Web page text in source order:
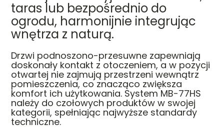
taras lub bezpośrednio do
ogrodu, harmonijnie integrując
wnętrza z naturą.
Drzwi podnoszono-przesuwne zapewniają
doskonały kontakt z otoczeniem, a w pozycji
otwartej nie zajmują przestrzeni wewnątrz
pomieszczenia, co znacząco zwiększa
komfort ich użytkowania. System MB-77HS
należy do czołowych produktów w swojej
kategorii, spełniając najwyższe standardy
techniczne.